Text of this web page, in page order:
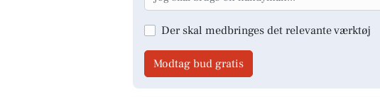
Der skal medbringes det relevante værktøj
Modtag bud gratis